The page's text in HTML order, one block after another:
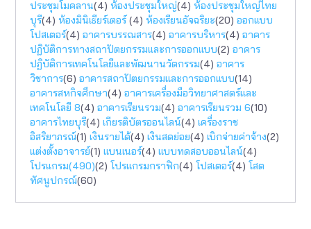
ประชุมโมคลาน(4) ห้องประชุมใหญ่(4) ห้องประชุมใหญ่ไทย
บุรี(4) ห้องมินิเธียร์เตอร์(4) ห้องเรียนอัจฉริยะ(20) ออกแบบ
โปสเตอร์(4) อาคารบรรณสาร(4) อาคารบริหาร(4) อาคาร
ปฏิบัติการทางสถาปัตยกรรมเเละการออกแบบ(2) อาคาร
ปฏิบัติการเทคโนโลยีและพัฒนานวัตกรรม(4) อาคาร
วิชาการ(6) อาคารสถาปัตยกรรมและการออกแบบ(14)
อาคารสหกิจศึกษา(4) อาคารเครื่องมือวิทยาศาสตร์และ
เทคโนโลยี 8(4) อาคารเรียนรวม(4) อาคารเรียนรวม 6(10)
อาคารไทยบุรี(4) เกียรติบัตรออนไลน์(4) เครื่องราช
อิสริยาภรณ์(1) เงินรายได้(4) เงินสดย่อย(4) เบิกจ่ายค่าจ้าง(2)
แต่งตั้งอาจารย์(1) แบนเนอร์(4) แบบทดสอบออนไลน์(4)
โปรแกรม(490)(2) โปรแกรมกราฟิก(4) โปสเตอร์(4) โสต
ทัศนูปกรณ์(60)